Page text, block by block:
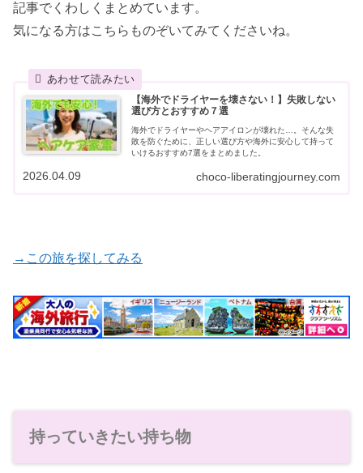
記事でくわしくまとめています。
気になる方はこちらものぞいてみてくださいね。
【海外でドライヤーを壊さない！】失敗しない
選び方とおすすめ７選
海外でドライヤーやヘアアイロンが壊れた…。そんな失
敗を防ぐために、正しい選び方や海外に安心して持って
いけるおすすめ7選をまとめました。
choco-liberatingjourney.com
2026.04.09
→この旅を探してみる
持っていきたい持ち物